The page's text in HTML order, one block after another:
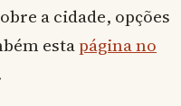
a cidade, opções
estapágina no